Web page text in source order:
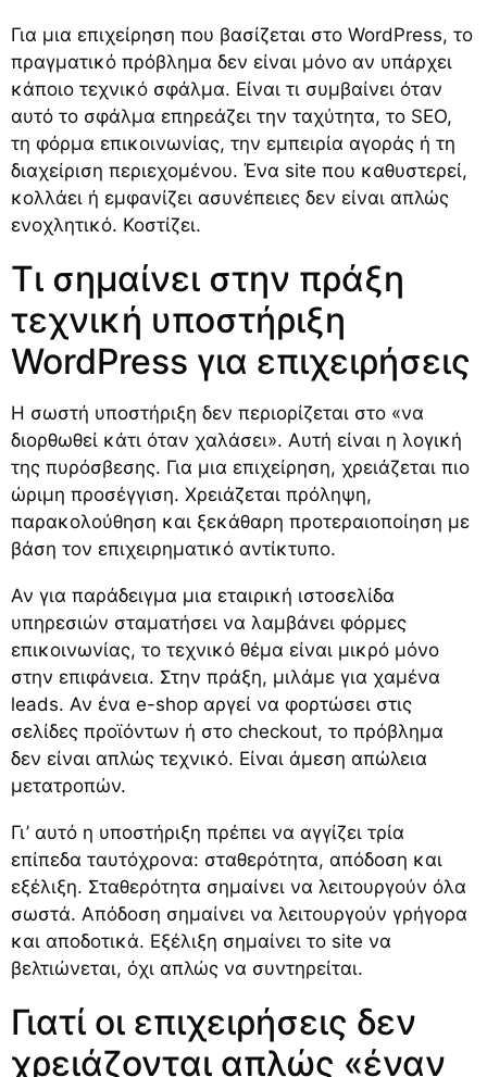
Για μια επιχείρηση που βασίζεται στο WordPress, το
πραγματικό πρόβλημα δεν είναι μόνο αν υπάρχει
κάποιο τεχνικό σφάλμα. Είναι τι συμβαίνει όταν
αυτό το σφάλμα επηρεάζει την ταχύτητα, το SEO,
τη φόρμα επικοινωνίας, την εμπειρία αγοράς ή τη
διαχείριση περιεχομένου. Ένα site που καθυστερεί,
κολλάει ή εμφανίζει ασυνέπειες δεν είναι απλώς
ενοχλητικό. Κοστίζει.
Τι σημαίνει στην πράξη
τεχνική υποστήριξη
WordPress για επιχειρήσεις
Η σωστή υποστήριξη δεν περιορίζεται στο «να
διορθωθεί κάτι όταν χαλάσει». Αυτή είναι η λογική
της πυρόσβεσης. Για μια επιχείρηση, χρειάζεται πιο
ώριμη προσέγγιση. Χρειάζεται πρόληψη,
παρακολούθηση και ξεκάθαρη προτεραιοποίηση με
βάση τον επιχειρηματικό αντίκτυπο.
Αν για παράδειγμα μια εταιρική ιστοσελίδα
υπηρεσιών σταματήσει να λαμβάνει φόρμες
επικοινωνίας, το τεχνικό θέμα είναι μικρό μόνο
στην επιφάνεια. Στην πράξη, μιλάμε για χαμένα
leads. Αν ένα e-shop αργεί να φορτώσει στις
σελίδες προϊόντων ή στο checkout, το πρόβλημα
δεν είναι απλώς τεχνικό. Είναι άμεση απώλεια
μετατροπών.
Γι’ αυτό η υποστήριξη πρέπει να αγγίζει τρία
επίπεδα ταυτόχρονα: σταθερότητα, απόδοση και
εξέλιξη. Σταθερότητα σημαίνει να λειτουργούν όλα
σωστά. Απόδοση σημαίνει να λειτουργούν γρήγορα
και αποδοτικά. Εξέλιξη σημαίνει το site να
βελτιώνεται, όχι απλώς να συντηρείται.
Γιατί οι επιχειρήσεις δεν
χρειάζονται απλώς «έναν